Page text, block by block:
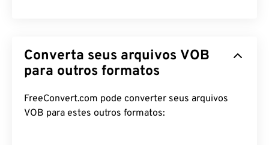
00 00 00 00
00 00 00 00
Converta seus arquivos VOB
para outros formatos
FreeConvert.com pode converter seus arquivos
VOB para estes outros formatos: